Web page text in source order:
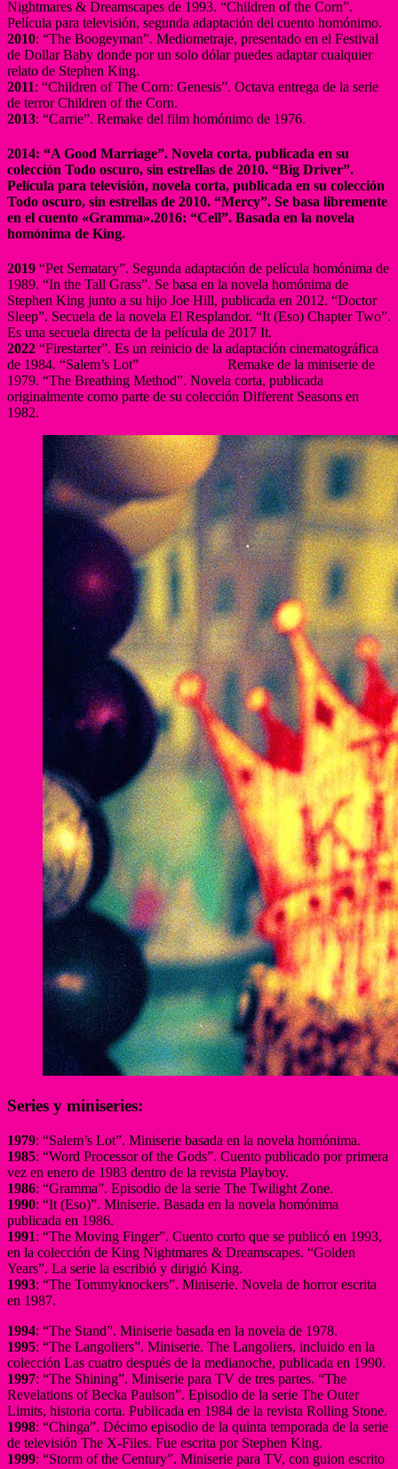
Nightmares & Dreamscapes de 1993. “Children of the Corn”.
Película para televisión, segunda adaptación del cuento homónimo.
2010: “The Boogeyman”. Mediometraje, presentado en el Festival
de Dollar Baby donde por un solo dólar puedes adaptar cualquier
relato de Stephen King.
2011: “Children of The Corn: Genesis”. Octava entrega de la serie
de terror Children of the Corn.
2013: “Carrie”. Remake del film homónimo de 1976.
2014: “A Good Marriage”. Novela corta, publicada en su
colección Todo oscuro, sin estrellas de 2010. “Big Driver”.
Película para televisión, novela corta, publicada en su colección
Todo oscuro, sin estrellas de 2010. “Mercy”. Se basa libremente
en el cuento «Gramma».2016: “Cell”. Basada en la novela
homónima de King.
2019 “Pet Sematary”. Segunda adaptación de película homónima de
1989. “In the Tall Grass”. Se basa en la novela homónima de
Stephen King junto a su hijo Joe Hill, publicada en 2012. “Doctor
Sleep”. Secuela de la novela El Resplandor. “It (Eso) Chapter Two”.
Es una secuela directa de la película de 2017 It.
2022 “Firestarter”. Es un reinicio de la adaptación cinematográfica
de 1984. “Salem’s Lot” Remake de la miniserie de
1979. “The Breathing Method”. Novela corta, publicada
originalmente como parte de su colección Different Seasons en
1982.
Series y miniseries:
1979: “Salem’s Lot”. Miniserie basada en la novela homónima.
1985: “Word Processor of the Gods”. Cuento publicado por primera
vez en enero de 1983 dentro de la revista Playboy.
1986: “Gramma”. Episodio de la serie The Twilight Zone.
1990: “It (Eso)”. Miniserie. Basada en la novela homónima
publicada en 1986.
1991: “The Moving Finger”. Cuento corto que se publicó en 1993,
en la colección de King Nightmares & Dreamscapes. “Golden
Years”. La serie la escribió y dirigió King.
1993: “The Tommyknockers”. Miniserie. Novela de horror escrita
en 1987.
1994: “The Stand”. Miniserie basada en la novela de 1978.
1995: “The Langoliers”. Miniserie. The Langoliers, incluido en la
colección Las cuatro después de la medianoche, publicada en 1990.
1997: “The Shining”. Miniserie para TV de tres partes. “The
Revelations of Becka Paulson”. Episodio de la serie The Outer
Limits, historia corta. Publicada en 1984 de la revista Rolling Stone.
1998: “Chinga”. Décimo episodio de la quinta temporada de la serie
de televisión The X-Files. Fue escrita por Stephen King.
1999: “Storm of the Century”. Miniserie para TV, con guion escrito